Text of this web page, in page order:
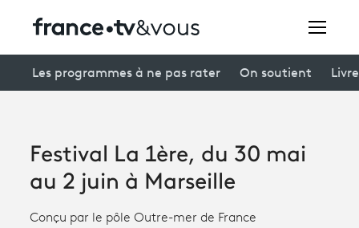
Creators
Les programmes à ne pas rater On soutient
Festival La 1ère, du 30 mai
au 2 juin à Marseille
Conçu par le pôle Outre-mer de France